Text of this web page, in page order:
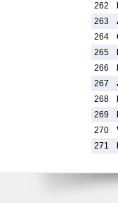
262
263
264
265
266
267
268
269
270
271